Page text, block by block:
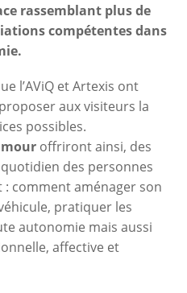
de la police
rassemblant plus de
compétentes dans
l’AViQ et Artexis ont
aux visiteurs la
possibles.
offriront ainsi, des
des personnes
comment aménager son
pratiquer les
autonomie mais aussi
affective et